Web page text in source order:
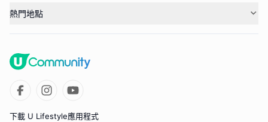
熱門地點
下載 U Lifestyle應用程式